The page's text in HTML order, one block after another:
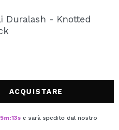
potrai fare i tuoi
lo stato dei tuoi ordini e
Duralash - Knotted
ACQUISTARE
m:13s e sarà spedito dal nostro